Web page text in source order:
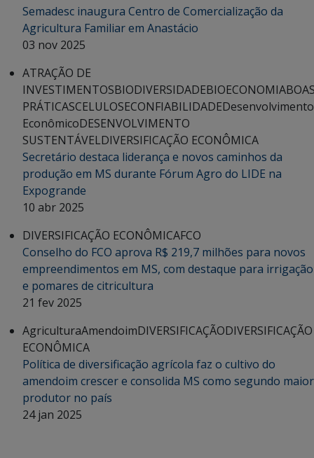
Semadesc inaugura Centro de Comercialização da
Agricultura Familiar em Anastácio
03 nov 2025
ATRAÇÃO DE
INVESTIMENTOSBIODIVERSIDADEBIOECONOMIA
PRÁTICASCELULOSECONFIABILIDADEDesenvolvimento
EconômicoDESENVOLVIMENTO
SUSTENTÁVELDIVERSIFICAÇÃO ECONÔMICA
Secretário destaca liderança e novos caminhos da
produção em MS durante Fórum Agro do LIDE na
Expogrande
10 abr 2025
DIVERSIFICAÇÃO ECONÔMICAFCO
Conselho do FCO aprova R$ 219,7 milhões para novos
empreendimentos em MS, com destaque para irrigação
e pomares de citricultura
21 fev 2025
AgriculturaAmendoimDIVERSIFICAÇÃODIVERSIFICAÇÃO
ECONÔMICA
Política de diversificação agrícola faz o cultivo do
amendoim crescer e consolida MS como segundo maior
produtor no país
24 jan 2025